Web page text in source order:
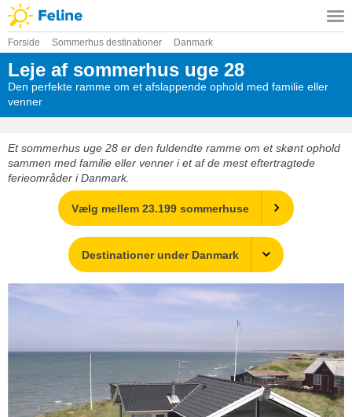
Forside Sommerhus destinationer Danmark
Leje af sommerhus uge 28
Den perfekte ramme om et afslappende ophold med familie eller
venner
Et sommerhus uge 28 er den fuldendte ramme om et skønt ophold
sammen med familie eller venner i et af de mest eftertragtede
ferieområder i Danmark.
Vælg mellem 23.199 sommerhuse
Destinationer under Danmark